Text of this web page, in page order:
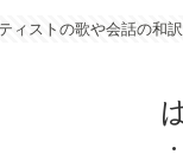
ィストの歌や会話の和